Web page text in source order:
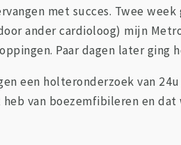
met succes. Twee
ander cardioloog) mijn
Paar dagen later
een holteronderzoek van
van boezemfibileren en